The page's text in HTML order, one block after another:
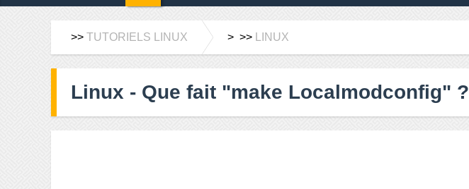
>> TUTORIELS LINUX > >> LINUX
Linux - Que fait "make Localmodconfig" ?